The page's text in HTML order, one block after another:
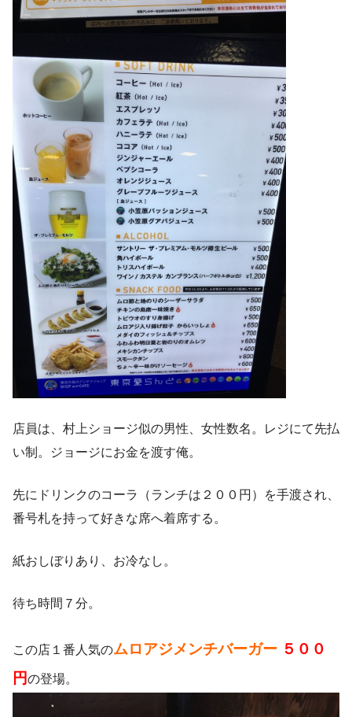
店員は、村上ショージ似の男性、女性数名。レジにて先払
い制。ジョージにお金を渡す俺。
先にドリンクのコーラ（ランチは２００円）を手渡され、
番号札を持って好きな席へ着席する。
紙おしぼりあり、お冷なし。
待ち時間７分。
この店１番人気のムロアジメンチバーガー ５００
円の登場。